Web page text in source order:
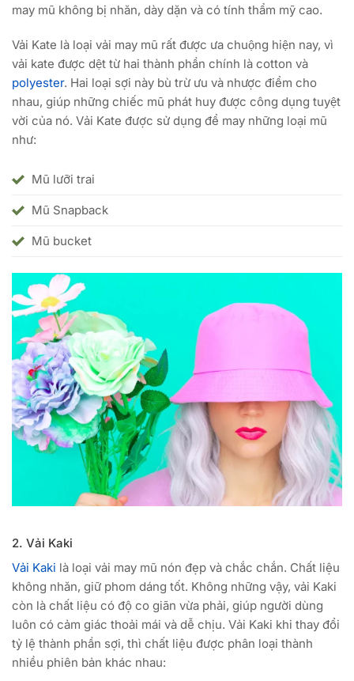
may mũ không bị nhăn, dày dặn và có tính thẩm mỹ cao.
Vải Kate là loại vải may mũ rất được ưa chuộng hiện nay, vì
vải kate được dệt từ hai thành phần chính là cotton và
polyester. Hai loại sợi này bù trừ ưu và nhược điểm cho
nhau, giúp những chiếc mũ phát huy được công dụng tuyệt
vời của nó. Vải Kate được sử dụng để may những loại mũ
như:
Mũ lưỡi trai
Mũ Snapback
Mũ bucket
2. Vải Kaki
Vải Kaki là loại vải may mũ nón đẹp và chắc chắn. Chất liệu
không nhăn, giữ phom dáng tốt. Không những vậy, vải Kaki
còn là chất liệu có độ co giãn vừa phải, giúp người dùng
luôn có cảm giác thoải mái và dễ chịu. Vải Kaki khi thay đổi
tỷ lệ thành phần sợi, thì chất liệu được phân loại thành
nhiều phiên bản khác nhau: